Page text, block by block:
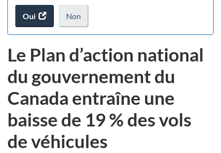
Oui
accéder
au
Non
je
veux
pas
participer
au
sondage
du
site
web,
.
Le Plan d’action national
du gouvernement du
Canada entraîne une
baisse de 19 % des vols
de véhicules